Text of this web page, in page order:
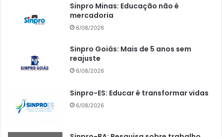
Sinpro Minas: Educação não é
mercadoria
6/08/2026
Sinpro Goiás: Mais de 5 anos sem
reajuste
6/08/2026
Sinpro-ES: Educar é transformar vidas
6/08/2026